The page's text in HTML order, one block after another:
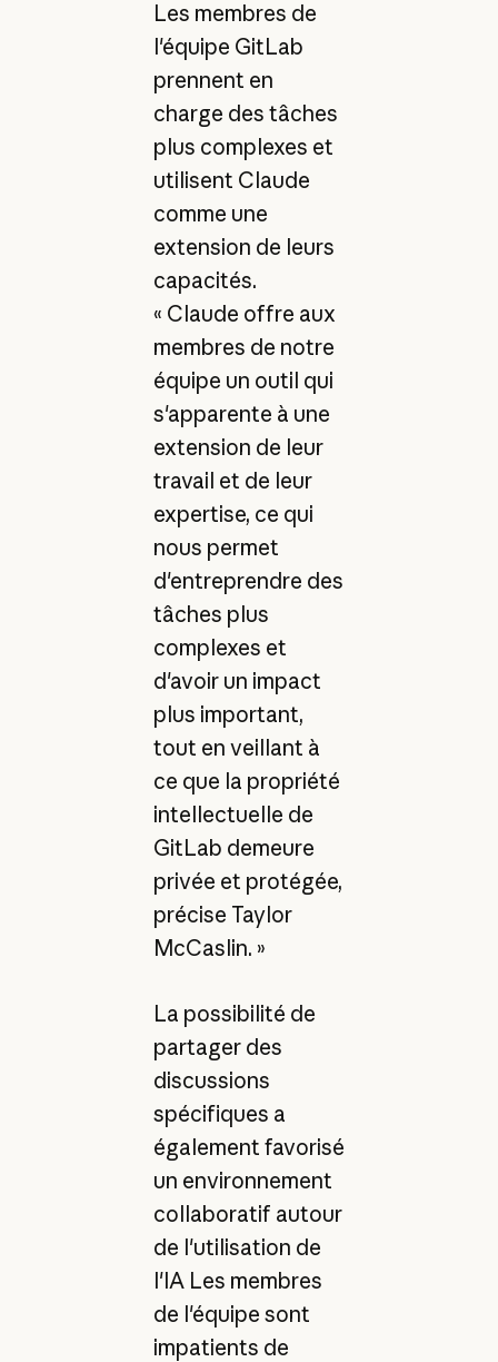
Les membres de
l'équipe GitLab
prennent en
charge des tâches
plus complexes et
utilisent Claude
comme une
extension de leurs
capacités.
« Claude offre aux
membres de notre
équipe un outil qui
s'apparente à une
extension de leur
travail et de leur
expertise, ce qui
nous permet
d'entreprendre des
tâches plus
complexes et
d'avoir un impact
plus important,
tout en veillant à
ce que la propriété
intellectuelle de
GitLab demeure
privée et protégée,
précise Taylor
McCaslin. »
La possibilité de
partager des
discussions
spécifiques a
également favorisé
un environnement
collaboratif autour
de l'utilisation de
l'IA Les membres
de l'équipe sont
impatients de